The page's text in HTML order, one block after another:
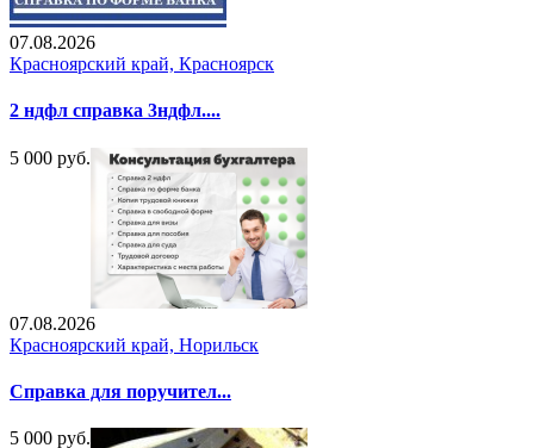
07.08.2026
Красноярский край, Красноярск
2 ндфл справка 3ндфл....
5 000 руб.
07.08.2026
Красноярский край, Норильск
Справка для поручител...
5 000 руб.